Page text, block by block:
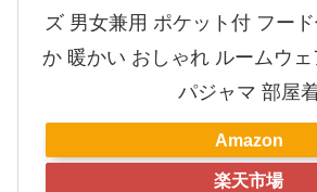
ズ 男女兼用 ポケット付 フー
か 暖かい おしゃれ ルームウ
パジャマ 部屋
Amazon
楽天市場